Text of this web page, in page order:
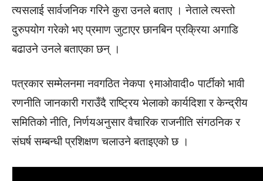
त्यसलाई सार्वजनिक गरिने कुरा उनले बताए । नेताले त्यस्तो
दुरुपयोग गरेको भए प्रमाण जुटाएर छानबिन प्रक्रिया अगाडि
बढाउने उनले बताएका छन् ।
पत्रकार सम्मेलनमा नवगठित नेकपा ९माओवादी० पार्टीको भावी
रणनीति जानकारी गराउँदै राष्ट्रिय भेलाको कार्यदिशा र केन्द्रीय
समितिको नीति, निर्णयअनुसार वैचारिक राजनीति संगठनिक र
संघर्ष सम्बन्धी प्रशिक्षण चलाउने बताइएको छ ।